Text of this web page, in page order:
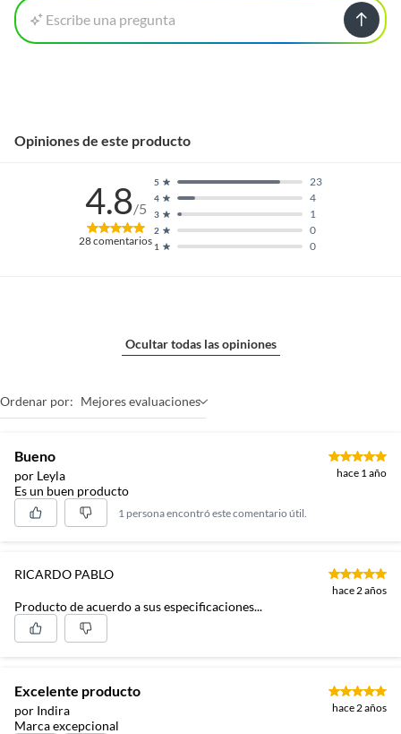
Escribe una pregunta
Opiniones de este producto
4.8/5
28comentarios 1 0
2 0
3 1
4 4
5 23
Ocultar todas las opiniones
Ordenar por: Mejores evaluaciones
Bueno
por Leyla hace 1 año
Es un buen producto
1 persona encontró este comentario útil.
RICARDO PABLO
hace 2 años
Producto de acuerdo a sus especificaciones...
Excelente producto
por Indira hace 2 años
Marca excepcional